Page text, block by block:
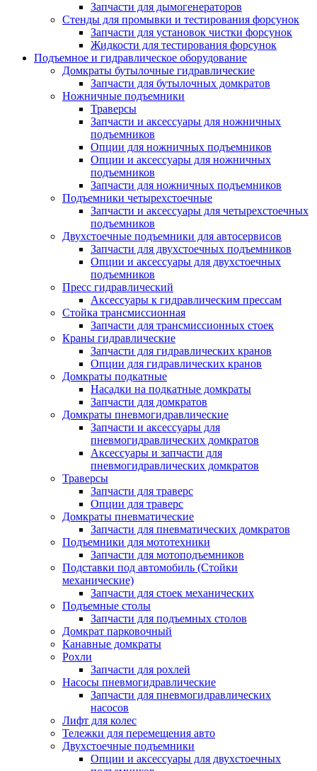
Запчасти для дымогенераторов
Стенды для промывки и тестирования форсунок
Запчасти для установок чистки форсунок
Жидкости для тестирования форсунок
Подъемное и гидравлическое оборудование
Домкраты бутылочные гидравлические
Запчасти для бутылочных домкратов
Ножничные подъемники
Траверсы
Запчасти и аксессуары для ножничных
подъемников
Опции для ножничных подъемников
Опции и аксессуары для ножничных
подъемников
Запчасти для ножничных подъемников
Подъемники четырехстоечные
Запчасти и аксессуары для четырехстоечных
подъемников
Двухстоечные подъемники для автосервисов
Запчасти для двухстоечных подъемников
Опции и аксессуары для двухстоечных
подъемников
Пресс гидравлический
Аксессуары к гидравлическим прессам
Стойка трансмиссионная
Запчасти для трансмиссионных стоек
Краны гидравлические
Запчасти для гидравлических кранов
Опции для гидравлических кранов
Домкраты подкатные
Насадки на подкатные домкраты
Запчасти для домкратов
Домкраты пневмогидравлические
Запчасти и аксессуары для
пневмогидравлических домкратов
Аксессуары и запчасти для
пневмогидравлических домкратов
Траверсы
Запчасти для траверс
Опции для траверс
Домкраты пневматические
Запчасти для пневматических домкратов
Подъемники для мототехники
Запчасти для мотоподъемников
Подставки под автомобиль (Стойки
механические)
Запчасти для стоек механических
Подъемные столы
Запчасти для подъемных столов
Домкрат парковочный
Канавные домкраты
Рохли
Запчасти для рохлей
Насосы пневмогидравлические
Запчасти для пневмогидравлических
насосов
Лифт для колес
Тележки для перемещения авто
Двухстоечные подъемники
Опции и аксессуары для двухстоечных